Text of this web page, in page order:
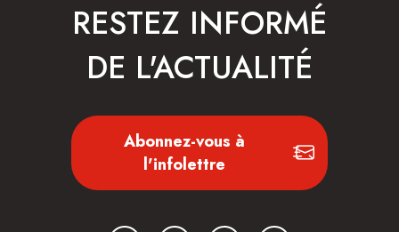
RESTEZ INFORMÉ
DE L'ACTUALITÉ
Abonnez-vous à
l'infolettre